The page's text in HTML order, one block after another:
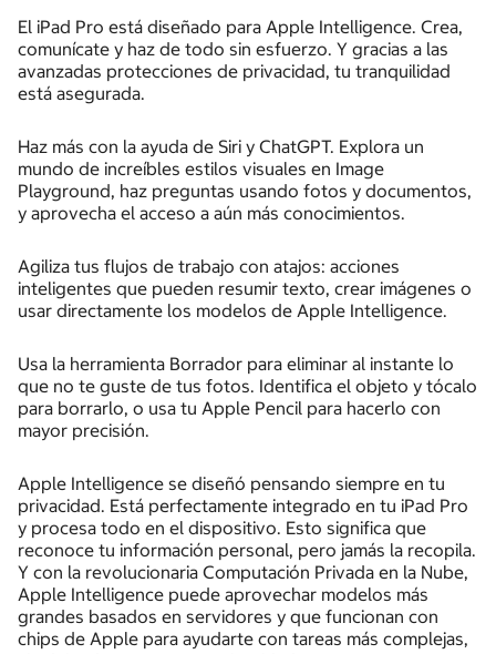
El iPad Pro está diseñado para Apple Intelligence. Crea,
comunícate y haz de todo sin esfuerzo. Y gracias a las
avanzadas protecciones de privacidad, tu tranquilidad
está asegurada.
Haz más con la ayuda de Siri y ChatGPT. Explora un
mundo de increíbles estilos visuales en Image
Playground, haz preguntas usando fotos y documentos,
y aprovecha el acceso a aún más conocimientos.
Agiliza tus flujos de trabajo con atajos: acciones
inteligentes que pueden resumir texto, crear imágenes o
usar directamente los modelos de Apple Intelligence.
Usa la herramienta Borrador para eliminar al instante lo
que no te guste de tus fotos. Identifica el objeto y tócalo
para borrarlo, o usa tu Apple Pencil para hacerlo con
mayor precisión.
Apple Intelligence se diseñó pensando siempre en tu
privacidad. Está perfectamente integrado en tu iPad Pro
y procesa todo en el dispositivo. Esto significa que
reconoce tu información personal, pero jamás la recopila.
Y con la revolucionaria Computación Privada en la Nube,
Apple Intelligence puede aprovechar modelos más
grandes basados en servidores y que funcionan con
chips de Apple para ayudarte con tareas más complejas,